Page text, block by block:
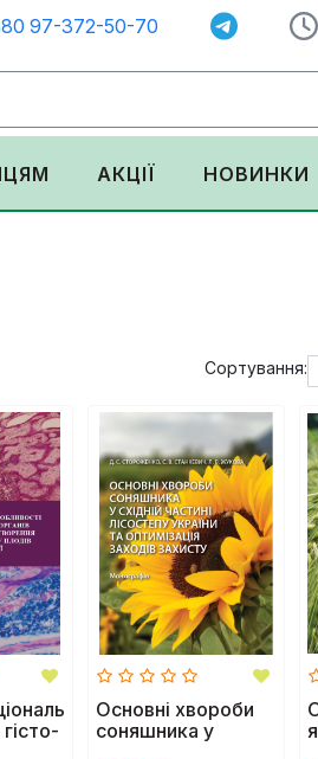
97-372-50-70
АКЦІЇ НОВИНКИ
Сортування:
Основні хвороби
соняшника у